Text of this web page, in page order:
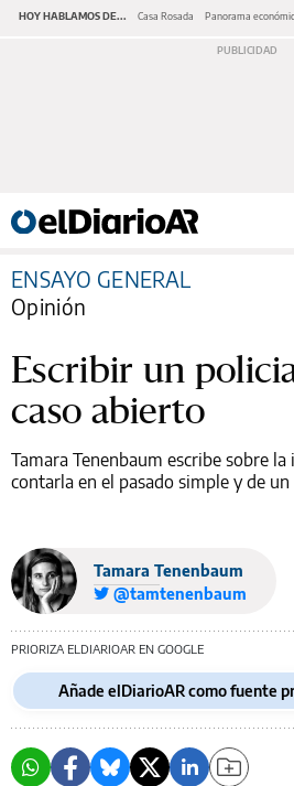
HOY HABLAMOS DE... Casa Rosada Panorama
ENSAYO GENERAL
Opinión
Escribir un
caso abierto
Tamara Tenenbaum escribe sobre
contarla en el pasado simple y de
Tamara Tenenbaum
@tamtenenbaum
PRIORIZA ELDIARIOAR EN GOOGLE
Añade elDiarioAR como fuente